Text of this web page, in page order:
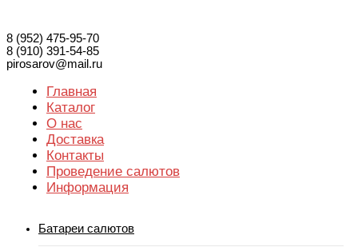
8 (952) 475-95-70
8 (910) 391-54-85
pirosarov@mail.ru
Главная
Каталог
О нас
Доставка
Контакты
Проведение салютов
Информация
Батареи салютов